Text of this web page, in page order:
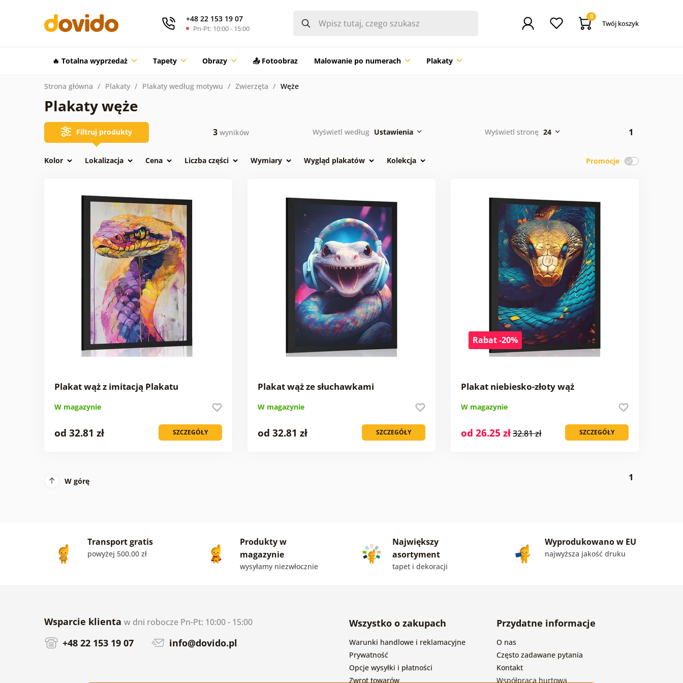
+48 22 153 19 07
Pn-Pt: 10:00 - 15:00
0
Twój koszyk
🔥 Totalna wyprzedaż Tapety Obrazy 📤 Fotoobraz Malowanie po numerach Plakaty
Strona główna Plakaty Plakaty według motywu Zwierzęta Węże
Plakaty węże
Filtruj produkty 3wyników Wyświetl według Ustawienia Wyświetl stronę 24 1
Promocje
Kolor Lokalizacja Cena Liczba części Wymiary Wygląd plakatów Kolekcja
Plakat wąż z imitacją Plakatu
W magazynie
SZCZEGÓŁY
od 32.81 zł
Plakat wąż ze słuchawkami
W magazynie
SZCZEGÓŁY
od 32.81 zł
Rabat -20%
Plakat niebiesko-złoty wąż
W magazynie
SZCZEGÓŁY
od 26.25 zł32.81 zł
W górę 1
Transport gratis
powyżej 500.00 zł
Produkty w
magazynie
wysyłamy niezwłocznie
Największy
asortyment
tapet i dekoracji
Wyprodukowano w EU
najwyższa jakość druku
Wsparcie klienta w dni robocze Pn-Pt: 10:00 - 15:00
+48 22 153 19 07 info@dovido.pl
Wszystko o zakupach
Warunki handlowe i reklamacyjne
Prywatność
Opcje wysyłki i płatności
Zwrot towarów
Przydatne informacje
O nas
Często zadawane pytania
Kontakt
Współpraca hurtowa